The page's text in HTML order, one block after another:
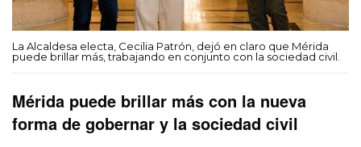
La Alcaldesa electa, Cecilia Patrón, dejó en claro que Mérida
puede brillar más, trabajando en conjunto con la sociedad civil.
Mérida puede brillar más con la nueva
forma de gobernar y la sociedad civil